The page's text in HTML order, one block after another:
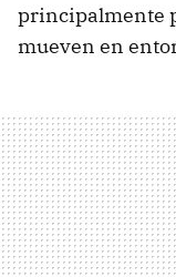
principalmente
mueven en